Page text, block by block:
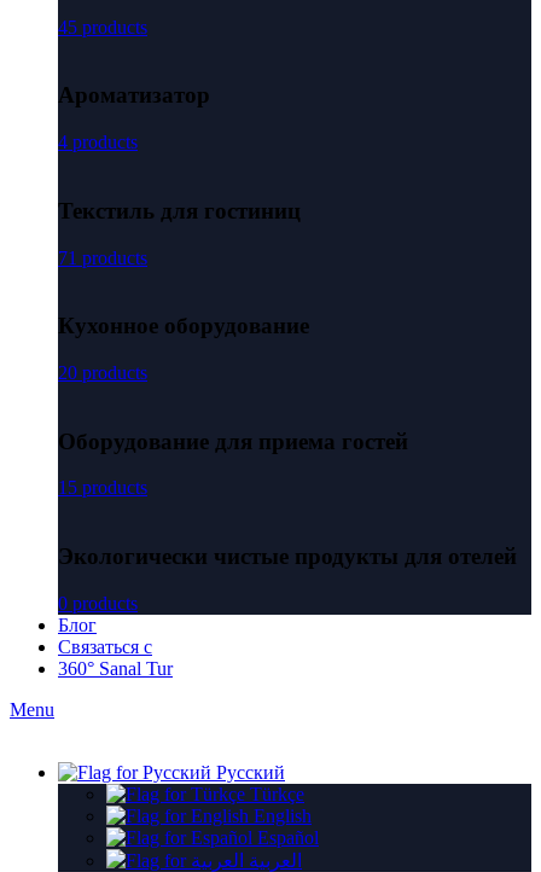
45 products
Ароматизатор
4 products
Текстиль для гостиниц
71 products
Кухонное оборудование
20 products
Оборудование для приема гостей
15 products
Экологически чистые продукты для отелей
0 products
Блог
Связаться с
360° Sanal Tur
Menu
Русский
Türkçe
English
Español
العربية